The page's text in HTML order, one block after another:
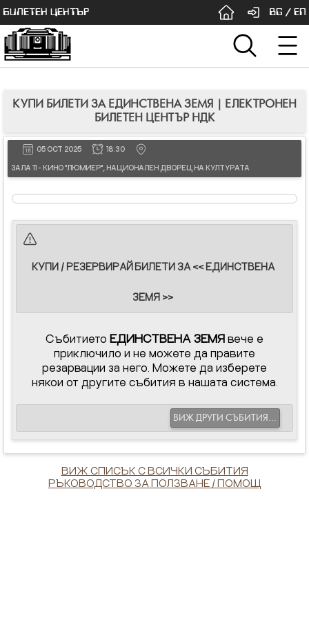
БИЛЕТЕН ЦЕНТЪР BG / EN
КУПИ БИЛЕТИ ЗА ЕДИНСТВЕНА ЗЕМЯ | ЕЛЕКТРОНЕН
БИЛЕТЕН ЦЕНТЪР НДК
05 OCT 2025 18:30
ЗАЛА 11 - КИНО "ЛЮМИЕР", НАЦИОНАЛЕН ДВОРЕЦ НА КУЛТУРАТА
КУПИ / РЕЗЕРВИРАЙ БИЛЕТИ ЗА << ЕДИНСТВЕНА
ЗЕМЯ >>
Събитието ЕДИНСТВЕНА ЗЕМЯвече е
приключило и не можете да правите
резарвации за него. Можете да изберете
някои от другите събития в нашата система.
ВИЖ ДРУГИ СЪБИТИЯ...
ВИЖ СПИСЪК С ВСИЧКИ СЪБИТИЯ
РЪКОВОДСТВО ЗА ПОЛЗВАНЕ / ПОМОЩ